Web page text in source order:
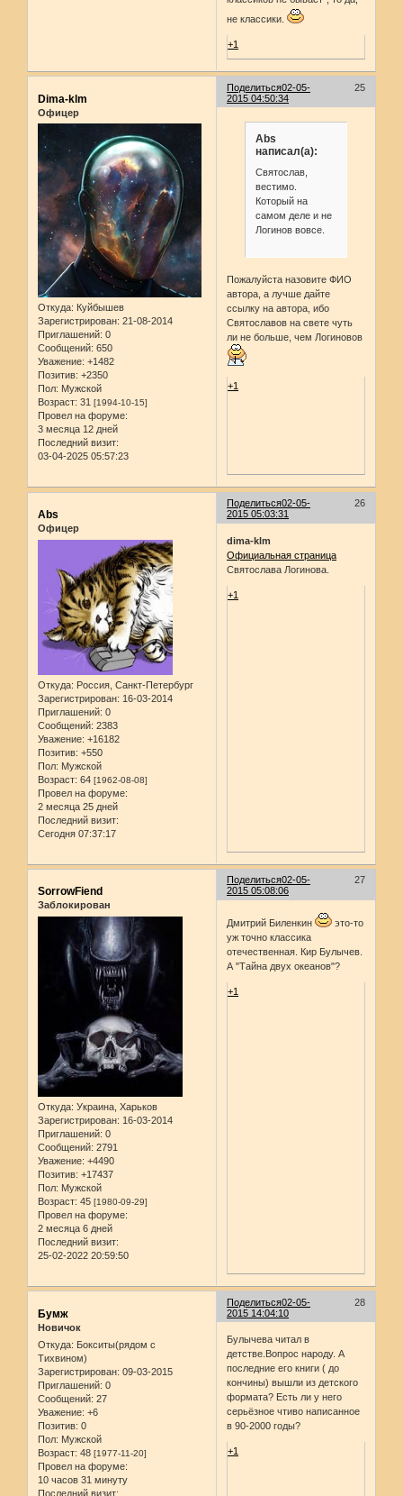
не классики.
+1
Поделиться 25
02-05-
2015 04:50:34
Dima-klm
Офицер
Откуда: Куйбышев
Зарегистрирован: 21-08-2014
Приглашений: 0
Сообщений: 650
Уважение: +1482
Позитив: +2350
Пол: Мужской
Возраст: 31 [1994-10-15]
Провел на форуме:
3 месяца 12 дней
Последний визит:
03-04-2025 05:57:23
Abs
написал(а):
Святослав,
вестимо.
Который на
самом деле и не
Логинов вовсе.
Пожалуйста назовите ФИО
автора, а лучше дайте
ссылку на автора, ибо
Святославов на свете чуть
ли не больше, чем Логиновов
+1
Поделиться 26
02-05-
2015 05:03:31
Abs
Офицер
Откуда: Россия, Санкт-Петербург
Зарегистрирован: 16-03-2014
Приглашений: 0
Сообщений: 2383
Уважение: +16182
Позитив: +550
Пол: Мужской
Возраст: 64 [1962-08-08]
Провел на форуме:
2 месяца 25 дней
Последний визит:
Сегодня 07:37:17
dima-klm
Официальная страница
Святослава Логинова.
+1
Поделиться 27
02-05-
2015 05:08:06
SorrowFiend
Заблокирован
Откуда: Украина, Харьков
Зарегистрирован: 16-03-2014
Приглашений: 0
Сообщений: 2791
Уважение: +4490
Позитив: +17437
Пол: Мужской
Возраст: 45 [1980-09-29]
Провел на форуме:
2 месяца 6 дней
Последний визит:
25-02-2022 20:59:50
Дмитрий Биленкин
это-то
уж точно классика
отечественная. Кир Булычев.
А "Тайна двух океанов"?
+1
Поделиться 28
02-05-
2015 14:04:10
Бумж
Новичок
Откуда: Бокситы(рядом с
Тихвином)
Зарегистрирован: 09-03-2015
Приглашений: 0
Сообщений: 27
Уважение: +6
Позитив: 0
Пол: Мужской
Возраст: 48 [1977-11-20]
Провел на форуме:
10 часов 31 минуту
Последний визит:
Булычева читал в
детстве.Вопрос народу. А
последние его книги ( до
кончины) вышли из детского
формата? Есть ли у него
серьёзное чтиво написанное
в 90-2000 годы?
+1